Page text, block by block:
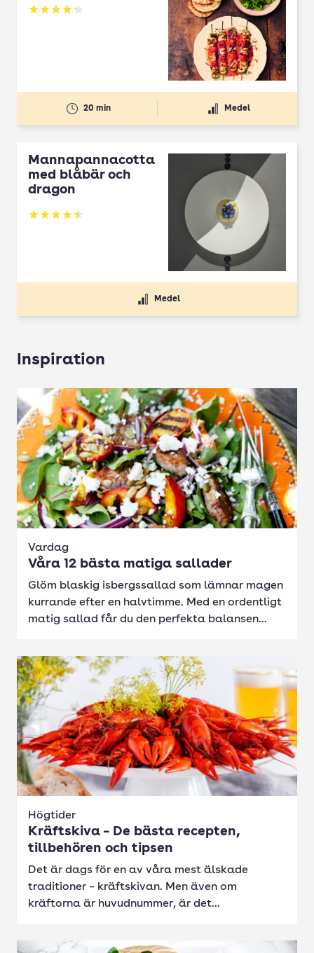
Betyg: 4.3 av 5
20 min Medel
Mannapannacotta
med blåbär och
dragon
Betyg: 4.5 av 5
Medel
Inspiration
Vardag
Våra 12 bästa matiga sallader
Glöm blaskig isbergssallad som lämnar magen
kurrande efter en halvtimme. Med en ordentligt
matig sallad får du den perfekta balansen...
Högtider
Kräftskiva – De bästa recepten,
tillbehören och tipsen
Det är dags för en av våra mest älskade
traditioner – kräftskivan. Men även om
kräftorna är huvudnummer, är det...